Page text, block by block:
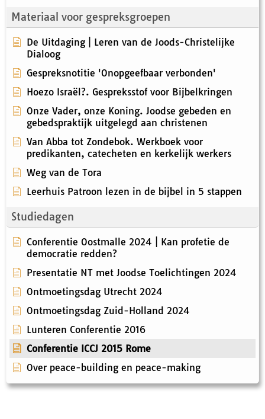
Materiaal voor gespreksgroepen
De Uitdaging | Leren van de Joods-Christelijke
Dialoog
Gespreksnotitie 'Onopgeefbaar verbonden'
Hoezo Israël?. Gespreksstof voor Bijbelkringen
Onze Vader, onze Koning. Joodse gebeden en
gebedspraktijk uitgelegd aan christenen
Van Abba tot Zondebok. Werkboek voor
predikanten, catecheten en kerkelijk werkers
Weg van de Tora
Leerhuis Patroon lezen in de bijbel in 5 stappen
Studiedagen
Conferentie Oostmalle 2024 | Kan profetie de
democratie redden?
Presentatie NT met Joodse Toelichtingen 2024
Ontmoetingsdag Utrecht 2024
Ontmoetingsdag Zuid-Holland 2024
Lunteren Conferentie 2016
Conferentie ICCJ 2015 Rome
Over peace-building en peace-making